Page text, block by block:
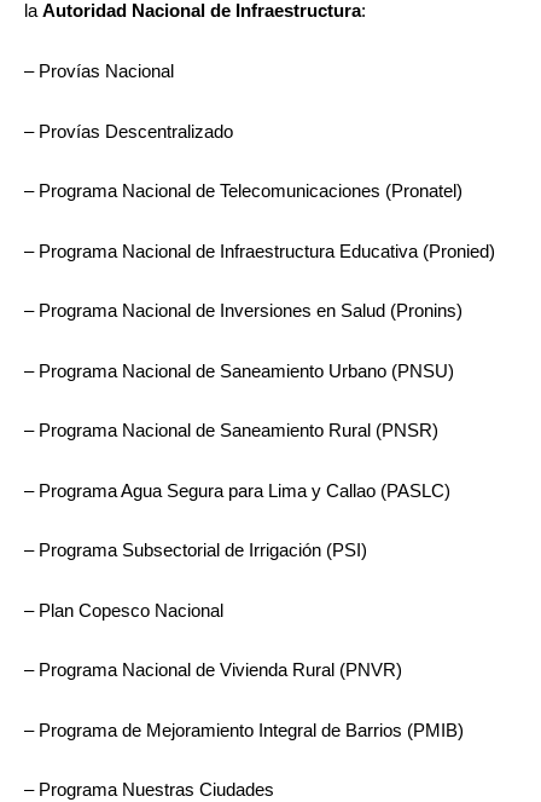
laAutoridad Nacional de Infraestructura:
– Provías Nacional
– Provías Descentralizado
– Programa Nacional de Telecomunicaciones (Pronatel)
– Programa Nacional de Infraestructura Educativa (Pronied)
– Programa Nacional de Inversiones en Salud (Pronins)
– Programa Nacional de Saneamiento Urbano (PNSU)
– Programa Nacional de Saneamiento Rural (PNSR)
– Programa Agua Segura para Lima y Callao (PASLC)
– Programa Subsectorial de Irrigación (PSI)
– Plan Copesco Nacional
– Programa Nacional de Vivienda Rural (PNVR)
– Programa de Mejoramiento Integral de Barrios (PMIB)
– Programa Nuestras Ciudades